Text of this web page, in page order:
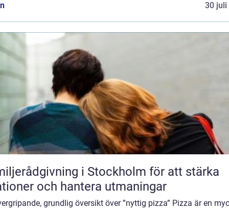
30 juli
i Stockholm för att stärka
och hantera utmaningar
grundlig översikt över ”nyttig pizza” Pizza är en